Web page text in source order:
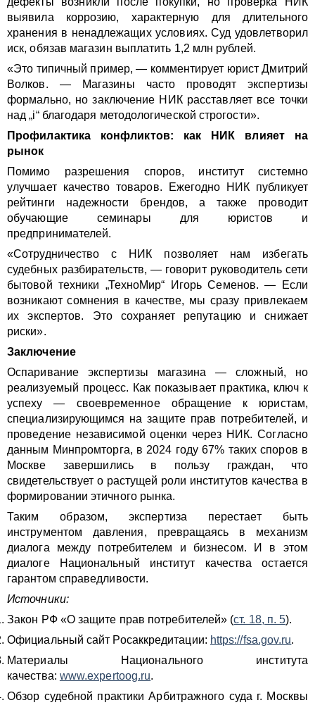
выявила коррозию, характерную для длительного
хранения в ненадлежащих условиях. Суд удовлетворил
иск, обязав магазин выплатить 1,2 млн рублей.
«Это типичный пример, — комментирует юрист Дмитрий
Волков. — Магазины часто проводят экспертизы
формально, но заключение НИК расставляет все точки
над „i“ благодаря методологической строгости».
Профилактика конфликтов: как НИК влияет на
рынок
Помимо разрешения споров, институт системно
улучшает качество товаров. Ежегодно НИК публикует
рейтинги надежности брендов, а также проводит
обучающие семинары для юристов и
предпринимателей.
«Сотрудничество с НИК позволяет нам избегать
судебных разбирательств, — говорит руководитель сети
бытовой техники „ТехноМир“ Игорь Семенов. — Если
возникают сомнения в качестве, мы сразу привлекаем
их экспертов. Это сохраняет репутацию и снижает
риски».
Заключение
Оспаривание экспертизы магазина — сложный, но
реализуемый процесс. Как показывает практика, ключ к
успеху — своевременное обращение к юристам,
специализирующимся на защите прав потребителей, и
проведение независимой оценки через НИК. Согласно
данным Минпромторга, в 2024 году 67% таких споров в
Москве завершились в пользу граждан, что
свидетельствует о растущей роли институтов качества в
формировании этичного рынка.
Таким образом, экспертиза перестает быть
инструментом давления, превращаясь в механизм
диалога между потребителем и бизнесом. И в этом
диалоге Национальный институт качества остается
гарантом справедливости.
Источники:
Закон РФ «О защите прав потребителей» (ст. 18, п. 5).
Официальный сайт Росаккредитации: https://fsa.gov.ru.
Материалы Национального института
качества: www.expertoog.ru.
Обзор судебной практики Арбитражного суда г. Москвы